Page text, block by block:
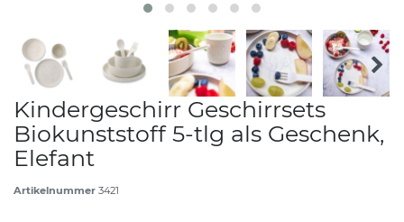
Kindergeschirr Geschirrsets
Biokunststoff 5-tlg als Geschenk,
Elefant
Artikelnummer 3421